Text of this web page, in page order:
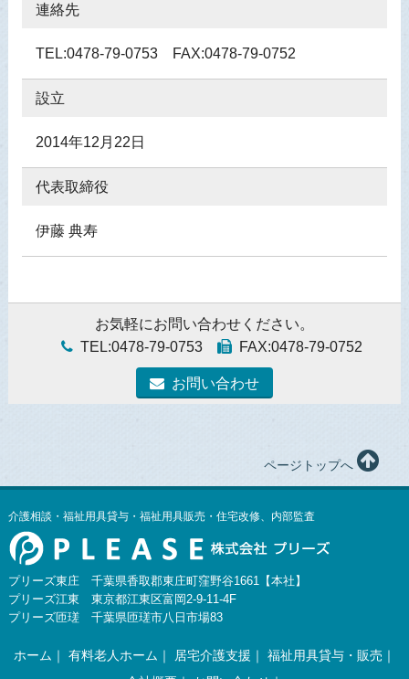
連絡先
TEL:0478-79-0753 FAX:0478-79-0752
設立
2014年12月22日
代表取締役
伊藤 典寿
お気軽にお問い合わせください。
TEL:0478-79-0753
FAX:0478-79-0752
お問い合わせ
ページトップへ
介護相談・福祉用具貸与・福祉用具販売・住宅改修、内部監査
プリーズ東庄 千葉県香取郡東庄町窪野谷1661【本社】
プリーズ江東 東京都江東区富岡2-9-11-4F
プリーズ匝瑳 千葉県匝瑳市八日市場83
ホーム 有料老人ホーム 居宅介護支援 福祉用具貸与・販売